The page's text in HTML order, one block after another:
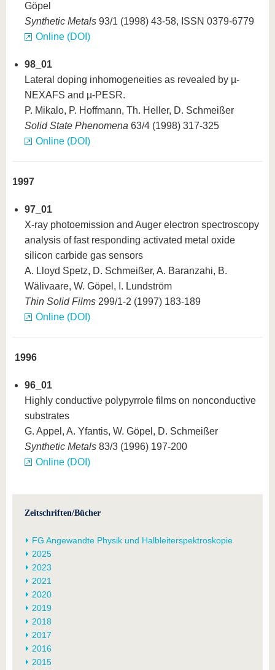
Göpel
Synthetic Metals 93/1 (1998) 43-58, ISSN 0379-6779
Online (DOI)
98_01
Lateral doping inhomogeneities as revealed by µ-
NEXAFS and µ-PESR.
P. Mikalo, P. Hoffmann, Th. Heller, D. Schmeißer
Solid State Phenomena 63/4 (1998) 317-325
Online (DOI)
1997
97_01
X-ray photoemission and Auger electron spectroscopy
analysis of fast responding activated metal oxide
silicon carbide gas sensors
A. Lloyd Spetz, D. Schmeißer, A. Baranzahi, B.
Wälivaare, W. Göpel, I. Lundström
Thin Solid Films 299/1-2 (1997) 183-189
Online (DOI)
1996
96_01
Highly conductive polypyrrole films on nonconductive
substrates
G. Appel, A. Yfantis, W. Göpel, D. Schmeißer
Synthetic Metals 83/3 (1996) 197-200
Online (DOI)
Zeitschriften/Bücher
FG Angewandte Physik und Halbleiterspektroskopie
2025
2023
2021
2020
2019
2018
2017
2016
2015